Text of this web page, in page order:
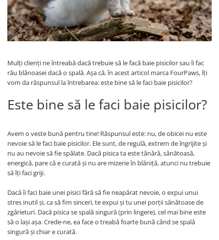
Mulți clienți ne întreabă dacă trebuie să le facă baie pisicilor sau îi fac
rău blănoasei dacă o spală. Așa că, în acest articol marca FourPaws, îți
vom da răspunsul la întrebarea: este bine să le faci baie pisicilor?
Este bine să le faci baie pisicilor?
Avem o veste bună pentru tine! Răspunsul este: nu, de obicei nu este
nevoie să le faci baie pisicilor. Ele sunt, de regulă, extrem de îngrijite și
nu au nevoie să fie spălate. Dacă pisica ta este tânără, sănătoasă,
energică, pare că e curată și nu are mizerie în blăniță, atunci nu trebuie
să îți faci griji.
Dacă îi faci baie unei pisici fără să fie neapărat nevoie, o expui unui
stres inutil și, ca să fim sinceri, te expui și tu unei porții sănătoase de
zgârieturi. Dacă pisica se spală singură (prin lingere), cel mai bine este
să o lași așa. Crede-ne, ea face o treabă foarte bună când se spală
singură și chiar e curată.